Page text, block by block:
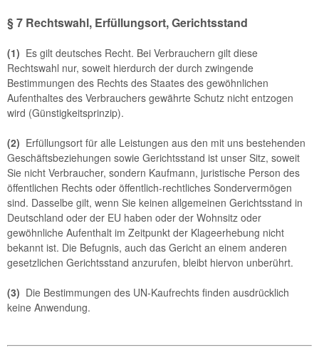
§ 7 Rechtswahl, Erfüllungsort, Gerichtsstand
(1) Es gilt deutsches Recht. Bei Verbrauchern gilt diese
Rechtswahl nur, soweit hierdurch der durch zwingende
Bestimmungen des Rechts des Staates des gewöhnlichen
Aufenthaltes des Verbrauchers gewährte Schutz nicht entzogen
wird (Günstigkeitsprinzip).
(2) Erfüllungsort für alle Leistungen aus den mit uns bestehenden
Geschäftsbeziehungen sowie Gerichtsstand ist unser Sitz, soweit
Sie nicht Verbraucher, sondern Kaufmann, juristische Person des
öffentlichen Rechts oder öffentlich-rechtliches Sondervermögen
sind. Dasselbe gilt, wenn Sie keinen allgemeinen Gerichtsstand in
Deutschland oder der EU haben oder der Wohnsitz oder
gewöhnliche Aufenthalt im Zeitpunkt der Klageerhebung nicht
bekannt ist. Die Befugnis, auch das Gericht an einem anderen
gesetzlichen Gerichtsstand anzurufen, bleibt hiervon unberührt.
(3) Die Bestimmungen des UN-Kaufrechts finden ausdrücklich
keine Anwendung.